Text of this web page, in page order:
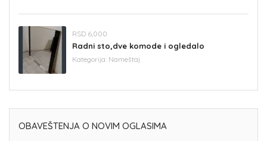
RSD 6,000
Radni sto,dve komode i ogledalo
Kategorija: Nameštaj
OBAVEŠTENJA O NOVIM OGLASIMA